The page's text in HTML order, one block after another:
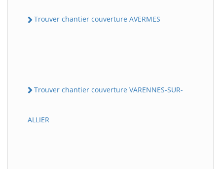
Trouver chantier couverture AVERMES
Trouver chantier couverture VARENNES-SUR-
ALLIER